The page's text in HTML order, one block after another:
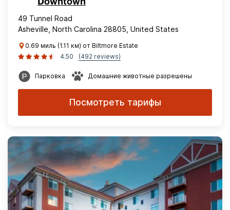
49 Tunnel Road
Asheville, North Carolina 28805, United States
0.69 миль (1.11 км) от Biltmore Estate
4.50
(492 reviews)
Парковка Домашние животные разрешены
Посмотреть тарифы